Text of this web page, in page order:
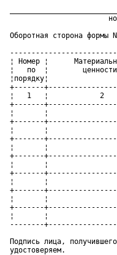
номер и дата
Оборотная сторона формы
¦ Номер ¦
¦   по  ¦        ценности
¦порядку¦
+-------
¦   1   ¦            2
+-------
¦       ¦
+-------
¦       ¦
+-------
¦       ¦
+-------
¦       ¦
+-------
¦       ¦
+-------
¦       ¦
+-------
¦       ¦
--------
Подпись лица, получившего
удостоверяем.